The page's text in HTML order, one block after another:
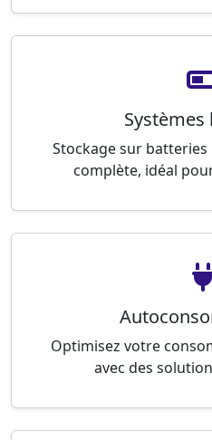
Systèmes
Stockage sur
complète, idéal
Optimisez votre
avec des